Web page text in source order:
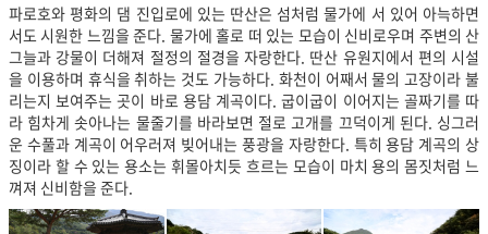
파로호와 평화의 댐 진입로에 있는 딴산은 섬처럼 물가에 서 있어 아늑하면
서도 시원한 느낌을 준다. 물가에 홀로 떠 있는 모습이 신비로우며 주변의 산
그늘과 강물이 더해져 절정의 절경을 자랑한다. 딴산 유원지에서 편의 시설
을 이용하며 휴식을 취하는 것도 가능하다. 화천이 어째서 물의 고장이라 불
리는지 보여주는 곳이 바로 용담 계곡이다. 굽이굽이 이어지는 골짜기를 따
라 힘차게 솟아나는 물줄기를 바라보면 절로 고개를 끄덕이게 된다. 싱그러
운 수풀과 계곡이 어우러져 빚어내는 풍광을 자랑한다. 특히 용담 계곡의 상
징이라 할 수 있는 용소는 휘몰아치듯 흐르는 모습이 마치 용의 몸짓처럼 느
껴져 신비함을 준다.